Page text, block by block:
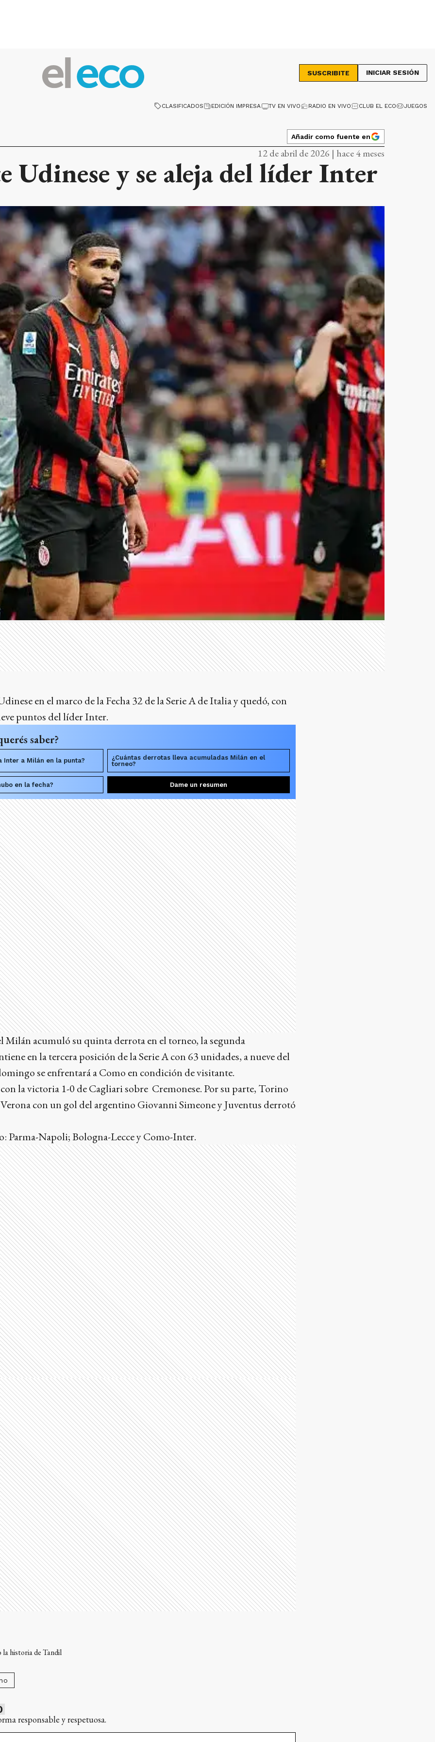
SUSCRIBITE INICIAR SESIÓN
CLASIFICADOS EDICIÓN IMPRESA TV EN VIVO RADIO EN VIVO CLUB EL ECO JUEGOS
Añadir como fuente en
12 de abril de 2026 | hace 4 meses
Udinese y se aleja del líder Inter
en el marco de la Fecha 32 de la Serie A de Italia y quedó, con
puntos del líder Inter.
saber?
Inter a Milán en la punta?
¿Cuántas derrotas lleva acumuladas Milán en el
torneo?
en la fecha? Dame un resumen
Milán acumuló su quinta derrota en el torneo, la segunda
en la tercera posición de la Serie A con 63 unidades, a nueve del
se enfrentará a Como en condición de visitante.
la victoria 1-0 de Cagliari sobre Cremonese. Por su parte, Torino
con un gol del argentino Giovanni Simeone y Juventus derrotó
Parma-Napoli; Bologna-Lecce y Como-Inter.
la historia de Tandil
responsable y respetuosa.